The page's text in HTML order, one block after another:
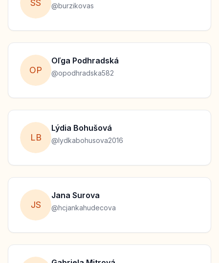
SS @burzikovas
OP
Oľga Podhradská
@opodhradska582
LB
Lýdia Bohušová
@lydkabohusova2016
JS
Jana Surova
@hcjankahudecova